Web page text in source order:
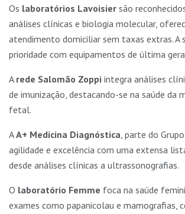
Os laboratórios Lavoisier são
análises clínicas e biologia molecular,
atendimento domiciliar sem taxas extras. A
prioridade com equipamentos de última
A rede Salomão Zoppi integra análises
de imunização, destacando-se na saúde da
fetal.
AA+ Medicina Diagnóstica, parte do
agilidade e excelência com uma extensa
desde análises clínicas a ultrassonografias.
O laboratório Femme foca na saúde
exames como papanicolau e mamografias,